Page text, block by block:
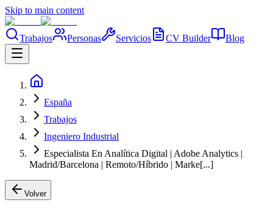
Skip to main content
Trabajos Personas Servicios CV Builder Blog
España
Trabajos
Ingeniero Industrial
Especialista En Analítica Digital | Adobe Analytics |
Madrid/Barcelona | Remoto/Híbrido | Marke[...]
Volver